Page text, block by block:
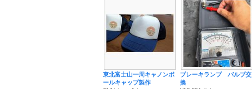
東北富士山一周キャノンボ
ールキャップ製作
ブレーキランプ バルブ交
換